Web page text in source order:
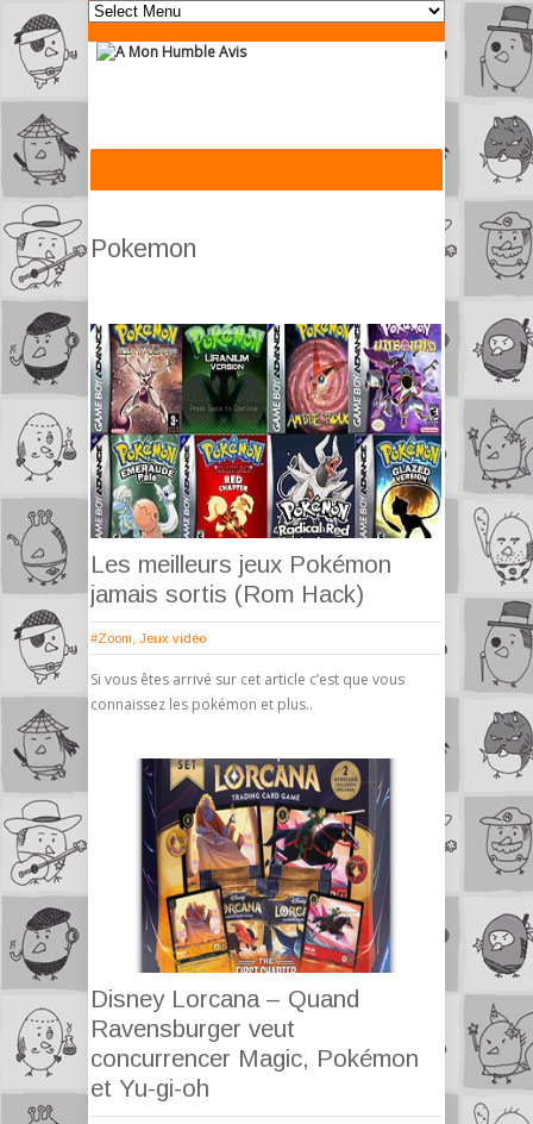
Pokemon
Les meilleurs jeux Pokémon
jamais sortis (Rom Hack)
#Zoom Jeux vidéo
Si vous êtes arrivé sur cet article c’est que vous
connaissez les pokémon et plus..
Disney Lorcana – Quand
Ravensburger veut
concurrencer Magic, Pokémon
et Yu-gi-oh